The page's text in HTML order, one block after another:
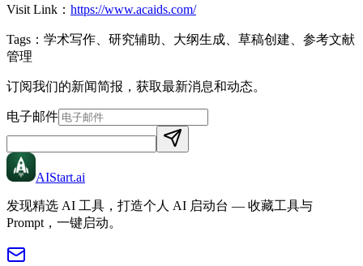
Visit Link： https://www.acaids.com/
Tags： 学术写作、研究辅助、大纲生成、草稿创建、参考文献
管理
订阅我们的新闻简报，获取最新消息和动态。
电子邮件
AIStart.ai
发现精选 AI 工具，打造个人 AI 启动台 — 收藏工具与
Prompt，一键启动。